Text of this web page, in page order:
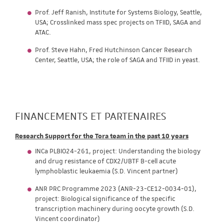
Prof. Jeff Ranish, Institute for Systems Biology, Seattle,
USA; Crosslinked mass spec projects on TFIID, SAGA and
ATAC.
Prof. Steve Hahn, Fred Hutchinson Cancer Research
Center, Seattle, USA; the role of SAGA and TFIID in yeast.
FINANCEMENTS ET PARTENAIRES
Research Support for the Tora team in the past 10 years
INCa PLBIO24-261, project: Understanding the biology
and drug resistance of CDX2/UBTF B-cell acute
lymphoblastic leukaemia (S.D. Vincent partner)
ANR PRC Programme 2023 (ANR-23-CE12-0034-01),
project: Biological significance of the specific
transcription machinery during oocyte growth (S.D.
Vincent coordinator)